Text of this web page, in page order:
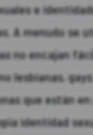
e
A menudo se
no encajan
lesbianas,
que están
identidad